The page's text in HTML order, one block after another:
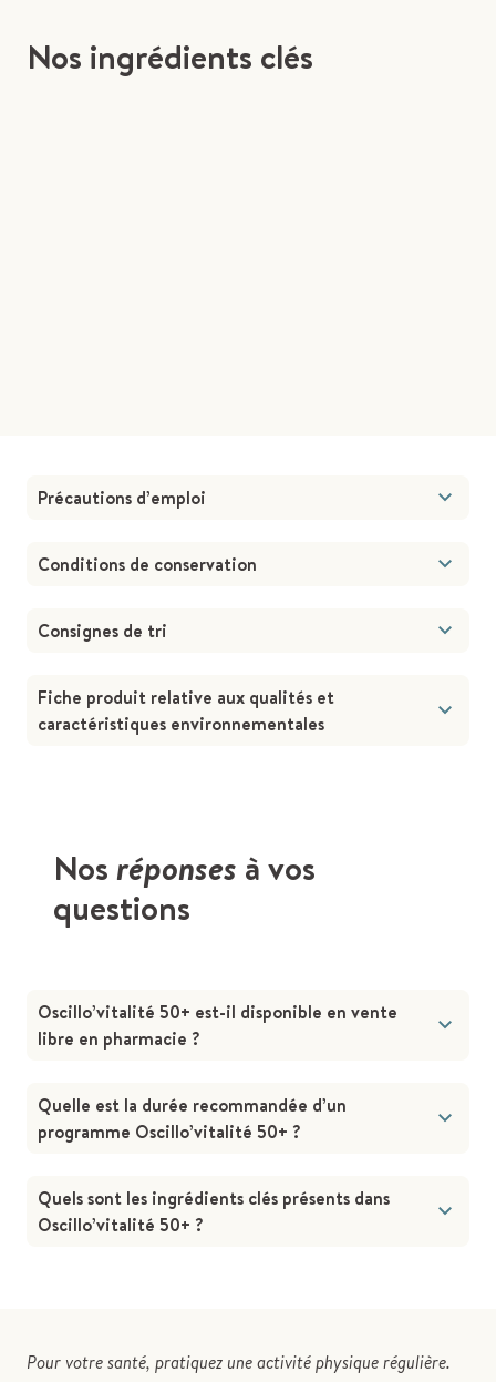
Nos ingrédients clés
Précautions d’emploi
Conditions de conservation
Consignes de tri
Fiche produit relative aux qualités et
caractéristiques environnementales
Nosréponses à vos
questions
Oscillo’vitalité 50+ est-il disponible en vente
libre en pharmacie ?
Quelle est la durée recommandée d’un
programme Oscillo’vitalité 50+ ?
Quels sont les ingrédients clés présents dans
Oscillo’vitalité 50+ ?
Pour votre santé, pratiquez une activité physique régulière.